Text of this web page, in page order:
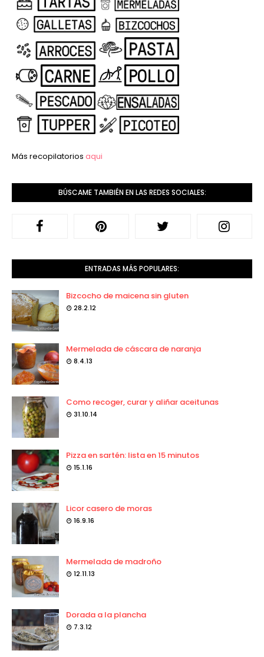
Más recopilatorios aqui
BÚSCAME TAMBIÉN EN LAS REDES SOCIALES:
ENTRADAS MÁS POPULARES:
Bizcocho de maicena sin gluten
28.2.12
Mermelada de cáscara de naranja
8.4.13
Como recoger, curar y aliñar aceitunas
31.10.14
Pizza en sartén: lista en 15 minutos
15.1.16
Licor casero de moras
16.9.16
Mermelada de madroño
12.11.13
Dorada a la plancha
7.3.12